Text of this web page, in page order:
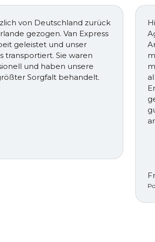
von Deutschland zurück
gezogen. Van Express
geleistet und unser
transportiert. Sie waren
und haben unsere
Sorgfalt behandelt.